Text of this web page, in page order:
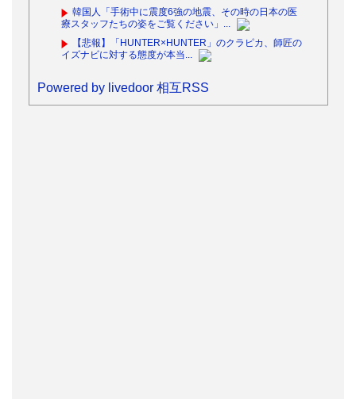
韓国人「手術中に震度6強の地震、その時の日本の医
療スタッフたちの姿をご覧ください」...
【悲報】「HUNTER×HUNTER」のクラピカ、師匠の
イズナビに対する態度が本当...
Powered by livedoor 相互RSS